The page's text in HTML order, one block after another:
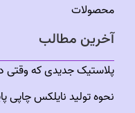
محصولات
آخرین مطالب
پلاستیک جدیدی که وقتی
نحوه تولید نایلکس چاپی